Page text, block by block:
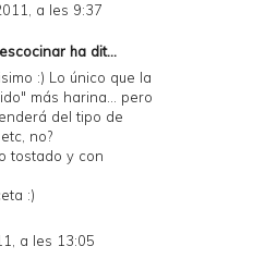
a les 9:37
ha dit...
:) Lo único que la
más harina... pero
del tipo de
no?
tostado y con
:)
a les 13:05